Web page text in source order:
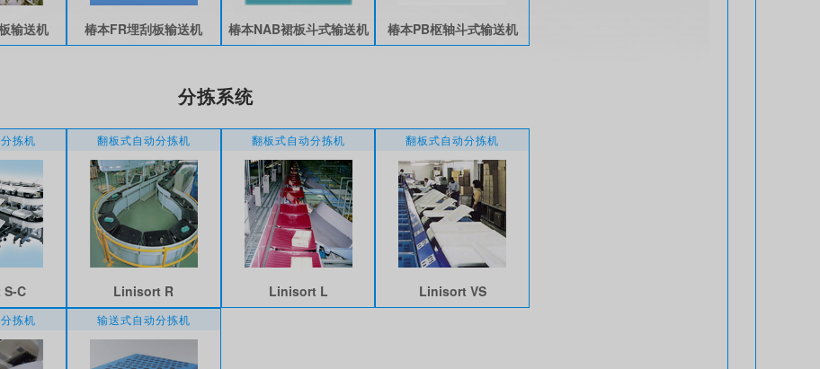
输送机 椿本FR埋刮板输送机 椿本NAB裙板斗式输送机 椿本PB枢轴斗式输送机
分拣系统
拣机
C
翻板式自动分拣机
Linisort R
翻板式自动分拣机
Linisort L
翻板式自动分拣机
Linisort VS
拣机 输送式自动分拣机